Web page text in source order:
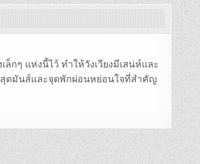
กๆ แห่งนี้ไว้ ทำให้วังเวียงมีเสน่ห์และ
สุดมันส์และจุดพักผ่อนหย่อนใจที่สำคัญ